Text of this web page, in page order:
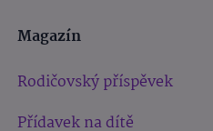
Magazín
Rodičovský příspěvek
Přídavek na dítě